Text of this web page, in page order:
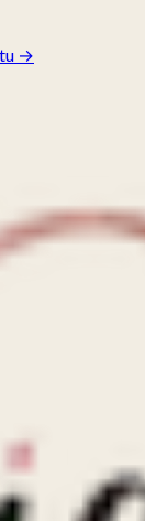
→